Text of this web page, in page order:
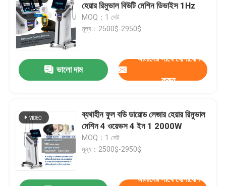
পণ্য
ভিডিও
VR প্রদর্শন
কারখানা ভ্রমণ
মান নিয়ন্ত্রণ
হেয়ার রিমুভাল বিউটি মেশিন ডিভাইস 1Hz
MOQ：1 সেট
মূল্য：2500$-2950$
ভালো দাম
আমাদের সাথে যোগাযোগ
করুন
ব্যথাহীন ফুল বডি ডায়োড লেজার হেয়ার রিমুভাল
মেশিন 4 ওয়েভস 4 ইন 1 2000W
MOQ：1 সেট
মূল্য：2500$-2950$
আমাদের সাথে যোগাযোগ